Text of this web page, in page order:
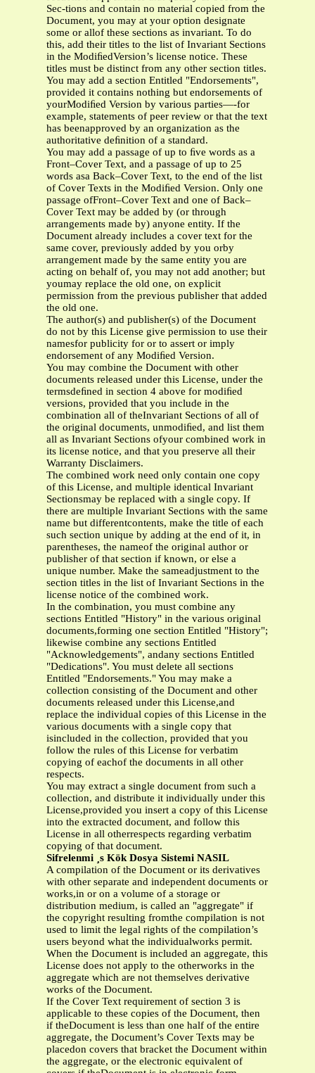
Sec-tions and contain no material copied from the
Document, you may at your option designate
some or allof these sections as invariant. To do
this, add their titles to the list of Invariant Sections
in the ModiﬁedVersion’s license notice. These
titles must be distinct from any other section titles.
You may add a section Entitled "Endorsements",
provided it contains nothing but endorsements of
yourModiﬁed Version by various parties—-for
example, statements of peer review or that the text
has beenapproved by an organization as the
authoritative deﬁnition of a standard.
You may add a passage of up to ﬁve words as a
Front–Cover Text, and a passage of up to 25
words asa Back–Cover Text, to the end of the list
of Cover Texts in the Modiﬁed Version. Only one
passage ofFront–Cover Text and one of Back–
Cover Text may be added by (or through
arrangements made by) anyone entity. If the
Document already includes a cover text for the
same cover, previously added by you orby
arrangement made by the same entity you are
acting on behalf of, you may not add another; but
youmay replace the old one, on explicit
permission from the previous publisher that added
the old one.
The author(s) and publisher(s) of the Document
do not by this License give permission to use their
namesfor publicity for or to assert or imply
endorsement of any Modiﬁed Version.
You may combine the Document with other
documents released under this License, under the
termsdeﬁned in section 4 above for modiﬁed
versions, provided that you include in the
combination all of theInvariant Sections of all of
the original documents, unmodiﬁed, and list them
all as Invariant Sections ofyour combined work in
its license notice, and that you preserve all their
Warranty Disclaimers.
The combined work need only contain one copy
of this License, and multiple identical Invariant
Sectionsmay be replaced with a single copy. If
there are multiple Invariant Sections with the same
name but differentcontents, make the title of each
such section unique by adding at the end of it, in
parentheses, the nameof the original author or
publisher of that section if known, or else a
unique number. Make the sameadjustment to the
section titles in the list of Invariant Sections in the
license notice of the combined work.
In the combination, you must combine any
sections Entitled "History" in the various original
documents,forming one section Entitled "History";
likewise combine any sections Entitled
"Acknowledgements", andany sections Entitled
"Dedications". You must delete all sections
Entitled "Endorsements." You may make a
collection consisting of the Document and other
documents released under this License,and
replace the individual copies of this License in the
various documents with a single copy that
isincluded in the collection, provided that you
follow the rules of this License for verbatim
copying of eachof the documents in all other
respects.
You may extract a single document from such a
collection, and distribute it individually under this
License,provided you insert a copy of this License
into the extracted document, and follow this
License in all otherrespects regarding verbatim
copying of that document.
Sifrelenmi ¸s Kök Dosya Sistemi NASIL
A compilation of the Document or its derivatives
with other separate and independent documents or
works,in or on a volume of a storage or
distribution medium, is called an "aggregate" if
the copyright resulting fromthe compilation is not
used to limit the legal rights of the compilation’s
users beyond what the individualworks permit.
When the Document is included an aggregate, this
License does not apply to the otherworks in the
aggregate which are not themselves derivative
works of the Document.
If the Cover Text requirement of section 3 is
applicable to these copies of the Document, then
if theDocument is less than one half of the entire
aggregate, the Document’s Cover Texts may be
placedon covers that bracket the Document within
the aggregate, or the electronic equivalent of